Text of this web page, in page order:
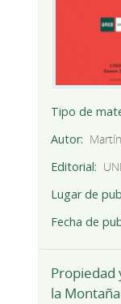
Tipo de
Autor
Editorial
Lugar de
Fecha de
Propiedad
la